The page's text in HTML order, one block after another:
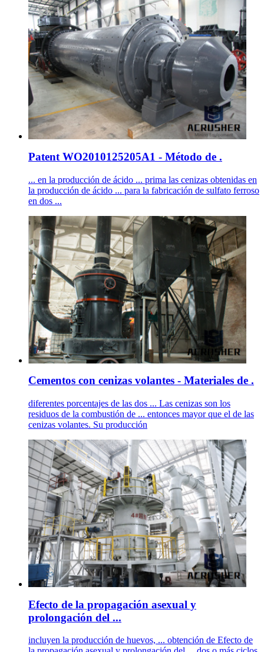
Patent WO2010125205A1 - Método de .
... en la producción de ácido ... prima las cenizas obtenidas en
la producción de ácido ... para la fabricación de sulfato ferroso
en dos ...
Cementos con cenizas volantes - Materiales de .
diferentes porcentajes de las dos ... Las cenizas son los
residuos de la combustión de ... entonces mayor que el de las
cenizas volantes. Su producción
Efecto de la propagación asexual y
prolongación del ...
incluyen la producción de huevos, ... obtención de Efecto de